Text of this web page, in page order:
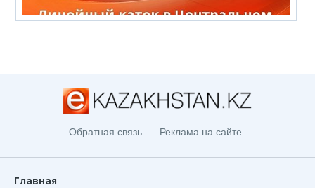
Обратная связь Реклама на сайте
Главная